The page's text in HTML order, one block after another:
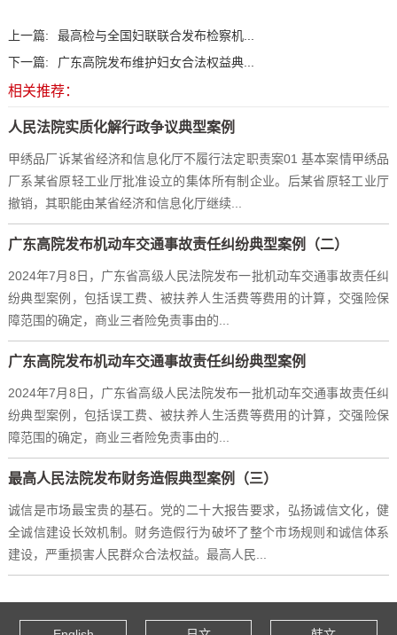
上一篇:
最高检与全国妇联联合发布检察机...
下一篇:
广东高院发布维护妇女合法权益典...
相关推荐：
人民法院实质化解行政争议典型案例
甲绣品厂诉某省经济和信息化厅不履行法定职责案01 基本案情甲绣品
厂系某省原轻工业厅批准设立的集体所有制企业。后某省原轻工业厅
撤销，其职能由某省经济和信息化厅继续...
广东高院发布机动车交通事故责任纠纷典型案例（二）
2024年7月8日，广东省高级人民法院发布一批机动车交通事故责任纠
纷典型案例，包括误工费、被扶养人生活费等费用的计算，交强险保
障范围的确定，商业三者险免责事由的...
广东高院发布机动车交通事故责任纠纷典型案例
2024年7月8日，广东省高级人民法院发布一批机动车交通事故责任纠
纷典型案例，包括误工费、被扶养人生活费等费用的计算，交强险保
障范围的确定，商业三者险免责事由的...
最高人民法院发布财务造假典型案例（三）
诚信是市场最宝贵的基石。党的二十大报告要求，弘扬诚信文化，健
全诚信建设长效机制。财务造假行为破坏了整个市场规则和诚信体系
建设，严重损害人民群众合法权益。最高人民...